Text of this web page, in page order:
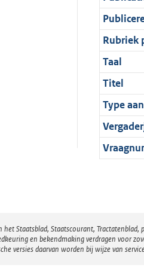
Rubriek
Taal
Titel
Type
Staatsblad, Staatscourant,
en bekendmaking verdragen voor
versies daarvan worden bij wijze van